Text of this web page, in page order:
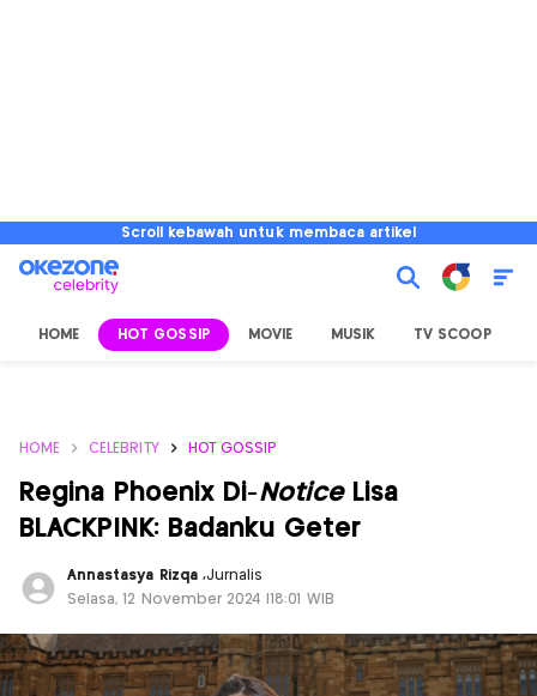
Scroll kebawah untuk membaca artikel
HOME HOT GOSSIP MOVIE MUSIK TV SCOOP
HOME CELEBRITY HOT GOSSIP
Regina Phoenix Di-NoticeLisa
BLACKPINK: Badanku Geter
Annastasya Rizqa ,Jurnalis
Selasa, 12 November 2024 |18:01 WIB